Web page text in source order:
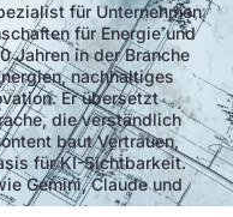
für Unternehmen
für Energie und
Jahren in der Branche
nachhaltiges
Er übersetzt
die verständlich
baut Vertrauen,
für KI-Sichtbarkeit.
Gemini, Claude und